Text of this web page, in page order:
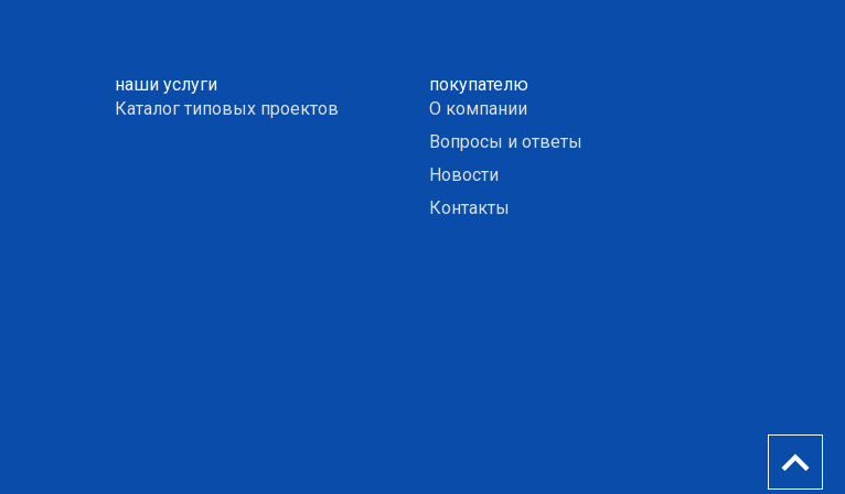
наши услуги
Каталог типовых проектов
покупателю
О компании
Вопросы и ответы
Новости
Контакты